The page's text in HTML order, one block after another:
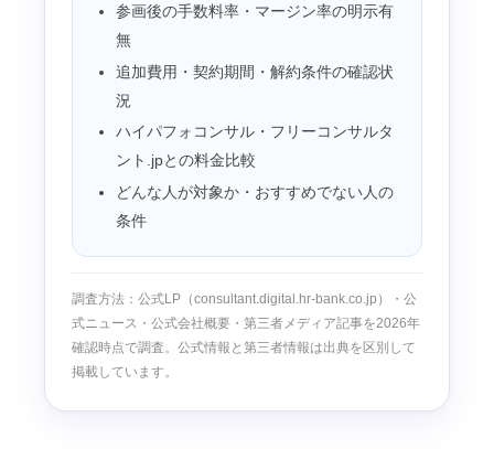
参画後の手数料率・マージン率の明示有
無
追加費用・契約期間・解約条件の確認状
況
ハイパフォコンサル・フリーコンサルタ
ント.jpとの料金比較
どんな人が対象か・おすすめでない人の
条件
調査方法：公式LP（consultant.digital.hr-bank.co.jp）・公
式ニュース・公式会社概要・第三者メディア記事を2026年
確認時点で調査。公式情報と第三者情報は出典を区別して
掲載しています。